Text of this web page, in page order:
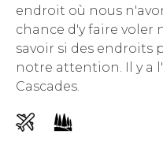
endroit où nous
chance d'y faire voler
savoir si des
notre attention. Il y a
Cascades.